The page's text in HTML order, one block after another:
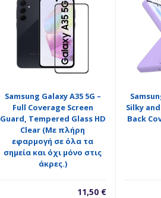
Samsung Galaxy A35 5G –
Full Coverage Screen
Guard, Tempered Glass HD
Clear (Με πλήρη
εφαρμογή σε όλα τα
σημεία και όχι μόνο στις
άκρες.)
11,50 €
Silky
Back